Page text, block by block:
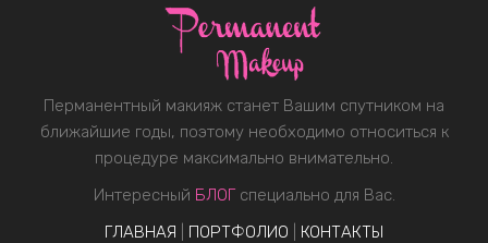
Перманентный макияж станет Вашим спутником на
ближайшие годы, поэтому необходимо относиться к
процедуре максимально внимательно.
Интересный БЛОГспециально для Вас.
ГЛАВНАЯ
ПОРТФОЛИО
КОНТАКТЫ